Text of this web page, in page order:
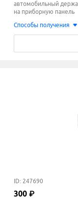
автомобильный
на приборную панель
Способы получения
ID: 247690
300 ₽